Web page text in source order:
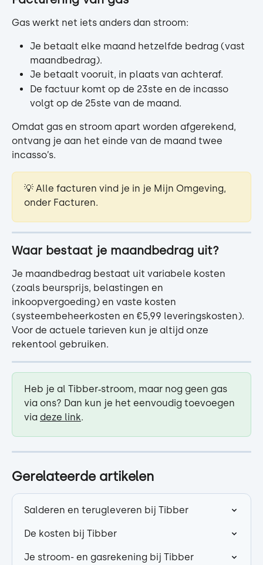
Gas werkt net iets anders dan stroom:
Je betaalt elke maand hetzelfde bedrag (vast
maandbedrag).
Je betaalt vooruit, in plaats van achteraf.
De factuur komt op de 23ste en de incasso
volgt op de 25ste van de maand.
Omdat gas en stroom apart worden afgerekend,
ontvang je aan het einde van de maand twee
incasso’s.
💡 Alle facturen vind je in je Mijn Omgeving,
onder Facturen.
Waar bestaat je maandbedrag uit?
Je maandbedrag bestaat uit variabele kosten
(zoals beursprijs, belastingen en
inkoopvergoeding) en vaste kosten
(systeembeheerkosten en €5,99 leveringskosten).
Voor de actuele tarieven kun je altijd onze
rekentool gebruiken.
Heb je al Tibber‑stroom, maar nog geen gas
via ons? Dan kun je het eenvoudig toevoegen
via deze link.
Gerelateerde artikelen
Salderen en terugleveren bij Tibber
De kosten bij Tibber
Je stroom- en gasrekening bij Tibber